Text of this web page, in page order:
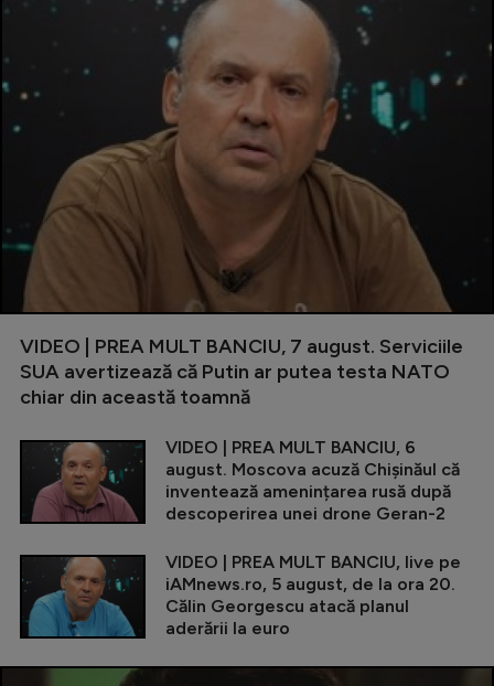
VIDEO | PREA MULT BANCIU, 7 august. Serviciile
SUA avertizează că Putin ar putea testa NATO
chiar din această toamnă
VIDEO | PREA MULT BANCIU, 6
august. Moscova acuză Chișinăul că
inventează amenințarea rusă după
descoperirea unei drone Geran-2
VIDEO | PREA MULT BANCIU, live pe
iAMnews.ro, 5 august, de la ora 20.
Călin Georgescu atacă planul
aderării la euro